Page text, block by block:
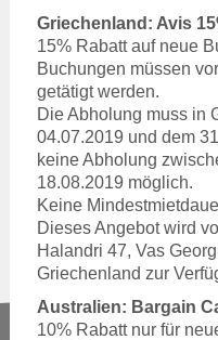
Griechenland: Avis
15% Rabatt auf neue
Buchungen müssen
getätigt werden.
Die Abholung muss in
04.07.2019 und dem
keine Abholung
18.08.2019 möglich.
Keine
Dieses Angebot wird
Halandri 47, Vas
Griechenland zur
Australien: Bargain
10% Rabatt nur für